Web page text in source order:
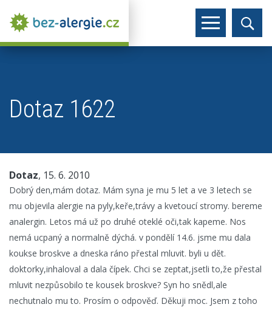
Dotaz 1622
Dotaz, 15. 6. 2010
Dobrý den,mám dotaz. Mám syna je mu 5 let a ve 3 letech se
mu objevila alergie na pyly,keře,trávy a kvetoucí stromy. bereme
analergin. Letos má už po druhé oteklé oči,tak kapeme. Nos
nemá ucpaný a normalně dýchá. v pondělí 14.6. jsme mu dala
koukse broskve a dneska ráno přestal mluvit. byli u dět.
doktorky,inhaloval a dala čípek. Chci se zeptat,jsetli to,že přestal
mluvit nezpůsobilo te kousek broskve? Syn ho snědl,ale
nechutnalo mu to. Prosím o odpověď. Děkuji moc. Jsem z toho